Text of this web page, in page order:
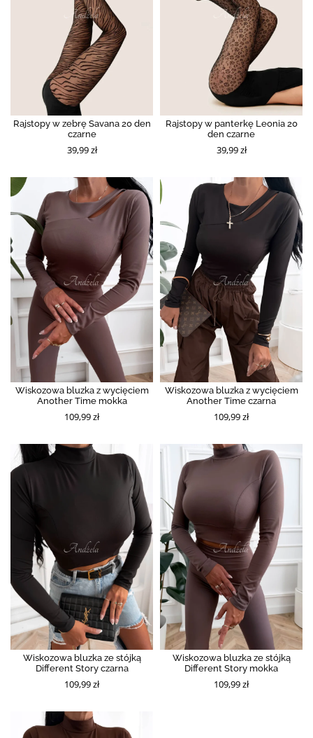
Rajstopy w zebrę Savana 20 den
czarne
39,99 zł
Rajstopy w panterkę Leonia 20
den czarne
39,99 zł
Wiskozowa bluzka z wycięciem
Another Time mokka
109,99 zł
Wiskozowa bluzka z wycięciem
Another Time czarna
109,99 zł
Wiskozowa bluzka ze stójką
Different Story czarna
109,99 zł
Wiskozowa bluzka ze stójką
Different Story mokka
109,99 zł